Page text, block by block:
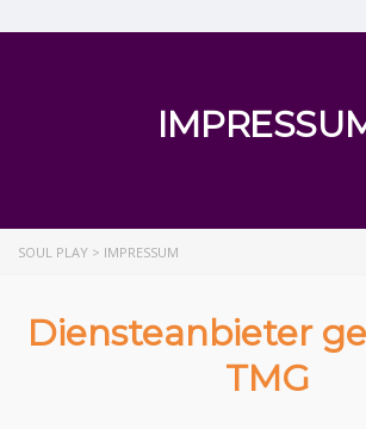
SOUL PLAY > IMPRESSUM
Diensteanbieter
TMG